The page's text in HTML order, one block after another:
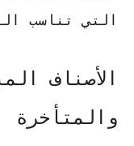
التي تناسب
الأصناف
والمتأخرة